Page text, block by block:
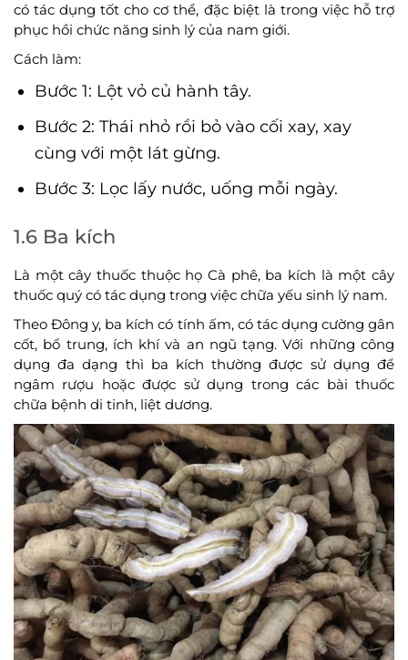
có tác dụng tốt cho cơ thể, đặc biệt là trong việc hỗ trợ
phục hồi chức năng sinh lý của nam giới.
Cách làm:
Bước 1: Lột vỏ củ hành tây.
Bước 2: Thái nhỏ rồi bỏ vào cối xay, xay
cùng với một lát gừng.
Bước 3: Lọc lấy nước, uống mỗi ngày.
1.6 Ba kích
Là một cây thuốc thuộc họ Cà phê, ba kích là một cây
thuốc quý có tác dụng trong việc chữa yếu sinh lý nam.
Theo Đông y, ba kích có tính ấm, có tác dụng cường gân
cốt, bổ trung, ích khí và an ngũ tạng. Với những công
dụng đa dạng thì ba kích thường được sử dụng để
ngâm rượu hoặc được sử dụng trong các bài thuốc
chữa bệnh di tinh, liệt dương.